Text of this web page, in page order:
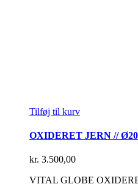
Tilføj til kurv
OXIDERET JERN // Ø20
kr. 3.500,00
VITAL GLOBE